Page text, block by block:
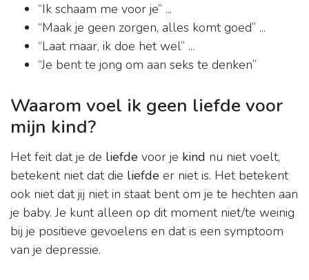
“Ik schaam me voor je” ...
“Maak je geen zorgen, alles komt goed” ...
“Laat maar, ik doe het wel” ...
“Je bent te jong om aan seks te denken”
Waarom voel ik geen liefde voor
mijn kind?
Het feit dat je de liefde voor je kind nu niet voelt,
betekent niet dat die liefde er niet is. Het betekent
ook niet dat jij niet in staat bent om je te hechten aan
je baby. Je kunt alleen op dit moment niet/te weinig
bij je positieve gevoelens en dat is een symptoom
van je depressie.